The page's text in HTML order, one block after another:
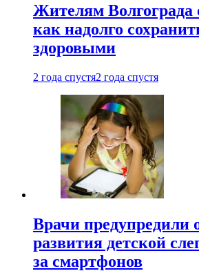
Жителям Волгограда
как надолго
здоровыми
2 года спустя2 года спустя
Врачи предупредили
развития детской
за смартфонов